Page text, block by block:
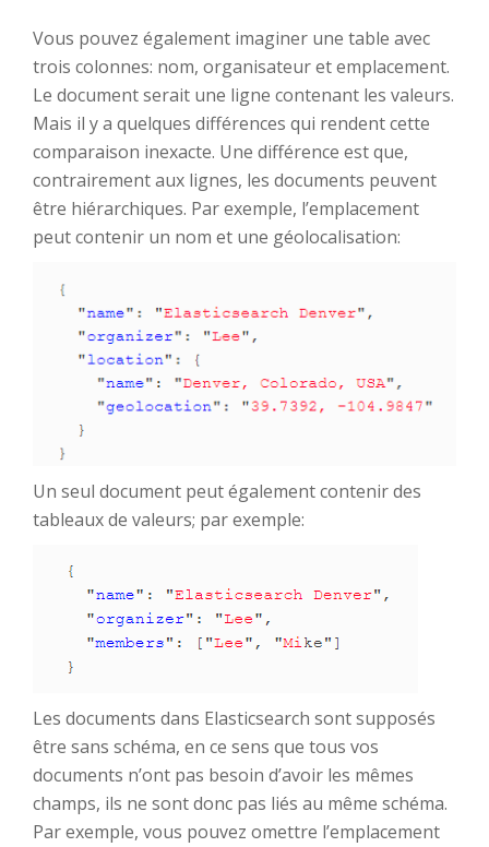
Vous pouvez également imaginer une table avec
trois colonnes: nom, organisateur et emplacement.
Le document serait une ligne contenant les valeurs.
Mais il y a quelques différences qui rendent cette
comparaison inexacte. Une différence est que,
contrairement aux lignes, les documents peuvent
être hiérarchiques. Par exemple, l’emplacement
peut contenir un nom et une géolocalisation:
Un seul document peut également contenir des
tableaux de valeurs; par exemple:
Les documents dans Elasticsearch sont supposés
être sans schéma, en ce sens que tous vos
documents n’ont pas besoin d’avoir les mêmes
champs, ils ne sont donc pas liés au même schéma.
Par exemple, vous pouvez omettre l’emplacement